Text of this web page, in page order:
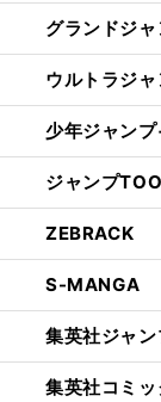
グランドジ
ウルトラジ
少年ジャンプ
ジャンプ
ZEBRACK
S-MANGA
集英社ジャ
集英社コミ